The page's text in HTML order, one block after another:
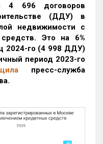
4 696 договоров
(ДДУ) в
недвижимости с
Это на 6%
2024-го (4 998 ДДУ)
период 2023-го
пресс-служба